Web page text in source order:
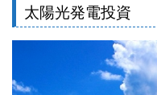
太陽光発電投資